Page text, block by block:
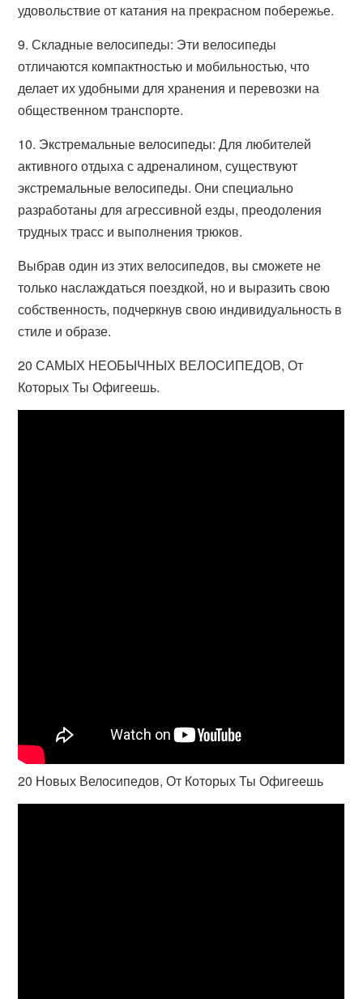
удовольствие от катания на прекрасном побережье.
9. Складные велосипеды: Эти велосипеды
отличаются компактностью и мобильностью, что
делает их удобными для хранения и перевозки на
общественном транспорте.
10. Экстремальные велосипеды: Для любителей
активного отдыха с адреналином, существуют
экстремальные велосипеды. Они специально
разработаны для агрессивной езды, преодоления
трудных трасс и выполнения трюков.
Выбрав один из этих велосипедов, вы сможете не
только наслаждаться поездкой, но и выразить свою
собственность, подчеркнув свою индивидуальность в
стиле и образе.
20 САМЫХ НЕОБЫЧНЫХ ВЕЛОСИПЕДОВ, От
Которых Ты Офигеешь.
20 Новых Велосипедов, От Которых Ты Офигеешь